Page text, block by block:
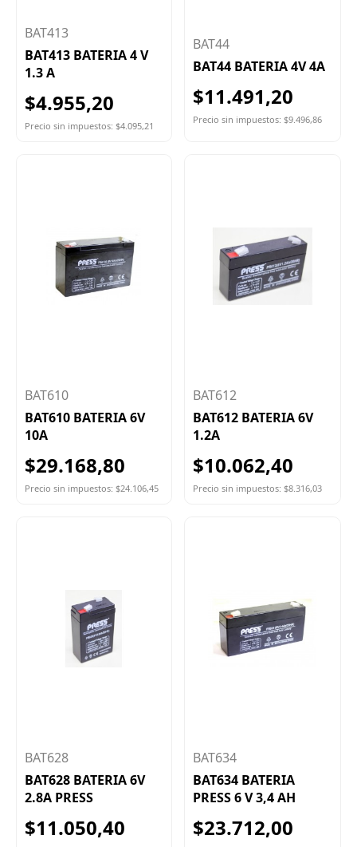
BAT413
BAT413 BATERIA 4 V
1.3 A
$4.955,20
Precio sin impuestos: $4.095,21
BAT44
BAT44 BATERIA 4V 4A
$11.491,20
Precio sin impuestos: $9.496,86
BAT610
BAT610 BATERIA 6V
10A
$29.168,80
Precio sin impuestos: $24.106,45
BAT612
BAT612 BATERIA 6V
1.2A
$10.062,40
Precio sin impuestos: $8.316,03
BAT628
BAT628 BATERIA 6V
2.8A PRESS
$11.050,40
BAT634
BAT634 BATERIA
PRESS 6 V 3,4 AH
$23.712,00